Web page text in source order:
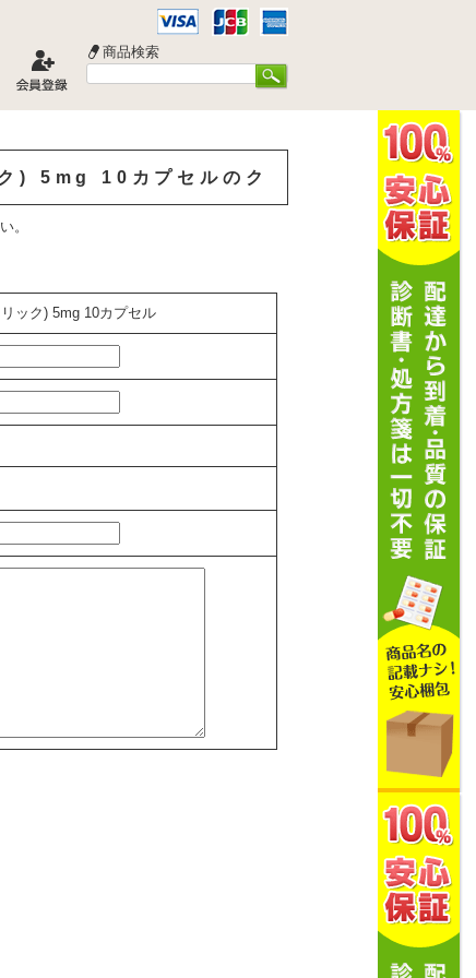
商品検索
) 5mg 10カプセルのク
。
ック) 5mg 10カプセル